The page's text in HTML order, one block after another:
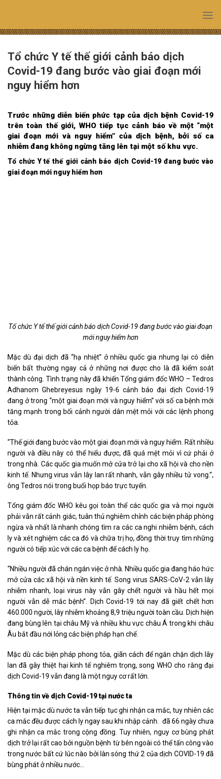
content
Tổ chức Y tế thế giới cảnh báo dịch
Covid-19 đang bước vào giai đoạn mới
nguy hiểm hơn
Trước những diễn biến phức tạp của dịch bệnh Covid-19
trên toàn thế giới, WHO tiếp tục cảnh báo về một “một
giai đoạn mới và nguy hiểm” của dịch bệnh, bởi số ca
nhiễm đang không ngừng tăng lên tại một số khu vực.
Tổ chức Y tế thế giới cảnh báo dịch Covid-19 đang bước vào
giai đoạn mới nguy hiểm hơn
Tổ chức Y tế thế giới cảnh báo dịch Covid-19 đang bước vào giai đoạn
mới nguy hiểm hơn
Mặc dù đại dịch đã “hạ nhiệt” ở nhiều quốc gia nhưng lại có diễn
biến bất thường ngay cả ở những nơi được cho là đã kiểm soát
thành công. Tình trạng này đã khiến Tổng giám đốc WHO – Tedros
Adhanom Ghebreyesus ngày 19-6 cảnh báo đại dịch Covid-19
đang ở trong “một giai đoạn mới và nguy hiểm” với số ca bệnh mới
tăng mạnh trong bối cảnh người dân mệt mỏi với các lệnh phong
tỏa.
“Thế giới đang bước vào một giai đoạn mới và nguy hiểm. Rất nhiều
người và điều này có thể hiểu được, đã quá mệt mỏi vì cứ phải ở
trong nhà. Các quốc gia muốn mở cửa trở lại cho xã hội và cho nền
kinh tế. Nhưng virus vẫn lây lan rất nhanh, vẫn gây nhiều tử vong.”,
ông Tedros nói trong buổi họp báo trực tuyến.
Tổng giám đốc WHO kêu gọi toàn thể các quốc gia và mọi người
phải vẫn rất cảnh giác, tuân thủ nghiêm chỉnh các biện pháp phòng
ngừa và nhất là nhanh chóng tìm ra các ca nghi nhiễm bệnh, cách
ly và xét nghiệm các ca đó và chữa trị họ, đồng thời truy tìm những
người có tiếp xúc với các ca bệnh để cách ly họ.
“Nhiều người đã chán ngán việc ở nhà. Nhiều quốc gia đang háo hức
mở cửa các xã hội và nền kinh tế. Song virus SARS-CoV-2 vẫn lây
nhiễm nhanh, loại virus này vẫn gây chết người và hầu hết mọi
người vẫn dễ mắc bệnh”. Dịch Covid-19 tới nay đã giết chết hơn
460.000 người, lây nhiễm khoảng 8,9 triệu người toàn cầu. Dịch hiện
đang bùng lên tại châu Mỹ và nhiều khu vực châu Á trong khi châu
Âu bắt đầu nới lỏng các biện pháp hạn chế.
Mặc dù các biện pháp phong tỏa, giãn cách để ngăn chặn dịch lây
lan đã gây thiệt hại kinh tế nghiêm trọng, song WHO cho rằng đại
dịch Covid-19 vẫn đang là một nguy cơ rất lớn.
Thông tin về dịch Covid-19 tại nước ta
Hiện tại mặc dù nước ta vẫn tiếp tục ghi nhận ca mắc, tuy nhiên các
ca mắc đều được cách ly ngay sau khi nhập cảnh. đã 66 ngày chưa
ghi nhận ca mắc trong cộng đồng. Tuy nhiên, nguy cơ bùng phát
dịch trở lại rất cao bởi nguồn bệnh từ bên ngoài có thể tấn công vào
trong nước bất cứ lúc nào bởi làn sóng thứ 2 của dịch COVID-19 đã
bùng phát ở nhiều nước…